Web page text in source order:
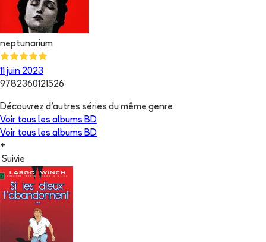
neptunarium
11 juin 2023
9782360121526
Découvrez d'autres séries du même genre
Voir tous les albums BD
Voir tous les albums BD
+
Suivie